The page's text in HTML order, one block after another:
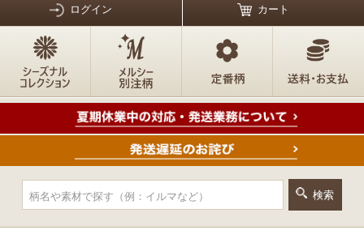
ログイン カート